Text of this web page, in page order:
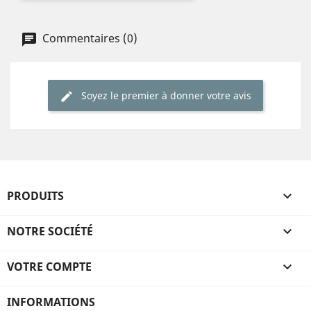
Commentaires (0)
Soyez le premier à donner votre avis
PRODUITS 
NOTRE SOCIÉTÉ 
VOTRE COMPTE 
INFORMATIONS